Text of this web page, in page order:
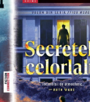
subiecte precum
- Göteborgs - Posten